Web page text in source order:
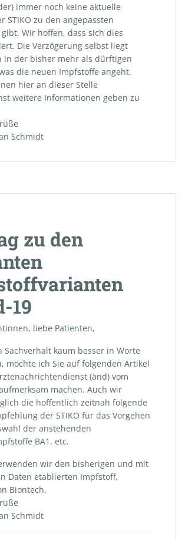
immer noch keine aktuelle
STIKO zu den angepassten
Wir hoffen, dass sich dies
Die Verzögerung selbst liegt
in der bisher mehr als dürftigen
die neuen Impfstoffe angeht.
hier an dieser Stelle
weitere Informationen geben zu
Schmidt
zu den
19
liebe Patienten,
Sachverhalt kaum besser in Worte
möchte ich Sie auf folgenden Artikel
(änd) vom
machen. Auch wir
die hoffentlich zeitnah folgende
der STIKO für das Vorgehen
der anstehenden
BA1. etc.
wir den bisherigen und mit
Daten etablierten Impfstoff,
Biontech.
Schmidt